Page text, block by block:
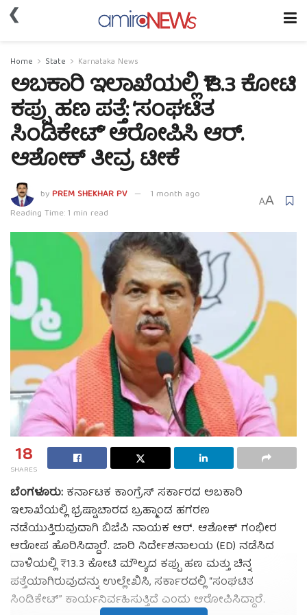
❮
Home State Karnataka News
ಅಬಕಾರಿ ಇಲಾಖೆಯಲ್ಲಿ ₹13.3 ಕೋಟಿ
ಕಪ್ಪು ಹಣ ಪತ್ತೆ: ‘ಸಂಘಟಿತ
ಸಿಂಡಿಕೇಟ್’ ಆರೋಪಿಸಿ ಆರ್.
ಆಶೋಕ್ ತೀವ್ರ ಟೀಕೆ
byPREM SHEKHAR PV
1 month ago
Reading Time: 1 min read
AA
18
SHARES
ಬೆಂಗಳೂರು: ಕರ್ನಾಟಕ ಕಾಂಗ್ರೆಸ್ ಸರ್ಕಾರದ ಅಬಕಾರಿ
ಇಲಾಖೆಯಲ್ಲಿ ಭ್ರಷ್ಟಾಚಾರದ ಬ್ರಹ್ಮಾಂಡ ಹಗರಣ
ನಡೆಯುತ್ತಿರುವುದಾಗಿ ಬಿಜೆಪಿ ನಾಯಕ ಆರ್. ಆಶೋಕ್ ಗಂಭೀರ
ಆರೋಪ ಹೊರಿಸಿದ್ದಾರೆ. ಜಾರಿ ನಿರ್ದೇಶನಾಲಯ (ED) ನಡೆಸಿದ
ದಾಳಿಯಲ್ಲಿ ₹13.3 ಕೋಟಿ ಮೌಲ್ಯದ ಕಪ್ಪು ಹಣ ಮತ್ತು ಚಿನ್ನ
ಪತ್ತೆಯಾಗಿರುವುದನ್ನು ಉಲ್ಲೇಖಿಸಿ, ಸರ್ಕಾರದಲ್ಲಿ “ಸಂಘಟಿತ
ಸಿಂಡಿಕೇಟ್” ಕಾರ್ಯನಿರ್ವಹಿಸುತ್ತಿದೆ ಎಂದು ಆರೋಪಿಸಿದ್ದಾರೆ.